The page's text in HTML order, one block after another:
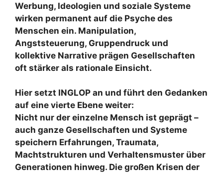
Werbung, Ideologien und soziale Systeme
wirken permanent auf die Psyche des
Menschen ein. Manipulation,
Angststeuerung, Gruppendruck und
kollektive Narrative prägen Gesellschaften
oft stärker als rationale Einsicht.
Hier setzt INGLOP an und führt den Gedanken
auf eine vierte Ebene weiter:
Nicht nur der einzelne Mensch ist geprägt –
auch ganze Gesellschaften und Systeme
speichern Erfahrungen, Traumata,
Machtstrukturen und Verhaltensmuster über
Generationen hinweg. Die großen Krisen der